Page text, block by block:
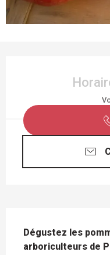
Dégustez les
arboriculteurs de